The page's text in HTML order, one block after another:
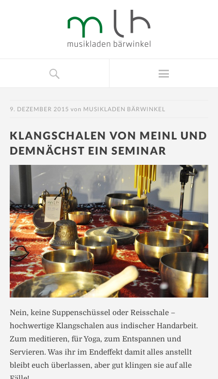
9. DEZEMBER 2015 von MUSIKLADEN BÄRWINKEL
KLANGSCHALEN VON MEINL UND
DEMNÄCHST EIN SEMINAR
Nein, keine Suppenschüssel oder Reisschale –
hochwertige Klangschalen aus indischer Handarbeit.
Zum meditieren, für Yoga, zum Entspannen und
Servieren. Was ihr im Endeffekt damit alles anstellt
bleibt euch überlassen, aber gut klingen sie auf alle